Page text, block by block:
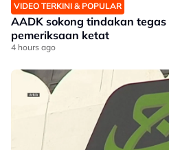
VIDEO TERKINI & POPULAR
AADK sokong tindakan
pemeriksaan ketat
4 hours ago